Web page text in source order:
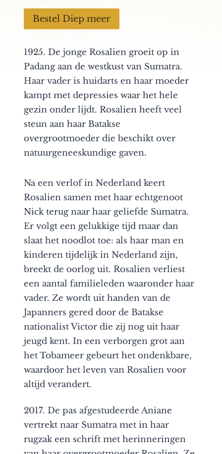
Bestel Diep meer
1925. De jonge Rosalien groeit op in
Padang aan de westkust van Sumatra.
Haar vader is huidarts en haar moeder
kampt met depressies waar het hele
gezin onder lijdt. Rosalien heeft veel
steun aan haar Batakse
overgrootmoeder die beschikt over
natuurgeneeskundige gaven.
Na een verlof in Nederland keert
Rosalien samen met haar echtgenoot
Nick terug naar haar geliefde Sumatra.
Er volgt een gelukkige tijd maar dan
slaat het noodlot toe: als haar man en
kinderen tijdelijk in Nederland zijn,
breekt de oorlog uit. Rosalien verliest
een aantal familieleden waaronder haar
vader. Ze wordt uit handen van de
Japanners gered door de Batakse
nationalist Victor die zij nog uit haar
jeugd kent. In een verborgen grot aan
het Tobameer gebeurt het ondenkbare,
waardoor het leven van Rosalien voor
altijd verandert.
2017. De pas afgestudeerde Aniane
vertrekt naar Sumatra met in haar
rugzak een schrift met herinneringen